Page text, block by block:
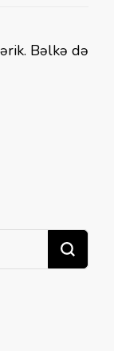
Bəlkə də